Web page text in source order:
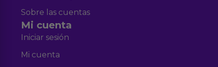
Sobre las cuentas
Mi cuenta
Iniciar sesión
Mi cuenta